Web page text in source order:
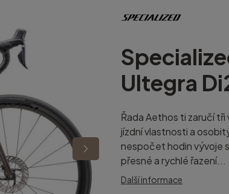
Ultegra
Řada Aethos ti zaručí
jízdní vlastnosti a
nespočet hodin vývoje
přesné a rychlé řazení...
Další informace